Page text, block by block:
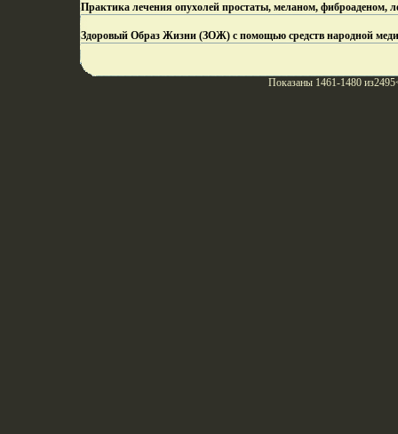
Практика лечения опухолей простаты, меланом, фиброаденом,
Здоровый Образ Жизни (ЗОЖ) с помощью средств народной
Показаны 1461-1480